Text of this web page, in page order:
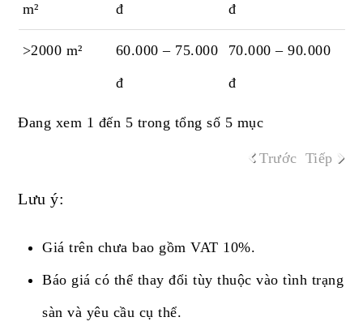
m²
đ
đ
>2000 m²
60.000 – 75.000
đ
70.000 – 90.000
đ
Đang xem 1 đến 5 trong tổng số 5 mục
Trước Tiếp
Lưu ý:
Giá trên chưa bao gồm VAT 10%.
Báo giá có thể thay đổi tùy thuộc vào tình trạng
sàn và yêu cầu cụ thể.